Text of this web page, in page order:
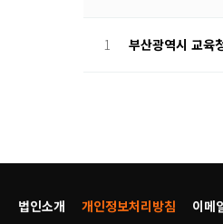
1 부산광역시 교육
법인소개 개인정보처리방침 이메